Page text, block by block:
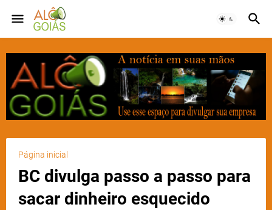
Página inicial
BC divulga passo a passo para
sacar dinheiro esquecido